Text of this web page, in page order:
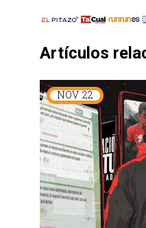
Artículos
NOV 22